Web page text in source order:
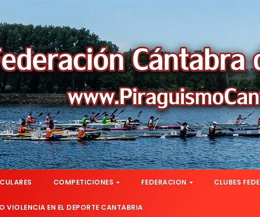
COMPETICIONES FEDERACION CLUBES
VIOLENCIA EN EL DEPORTE CANTABRIA